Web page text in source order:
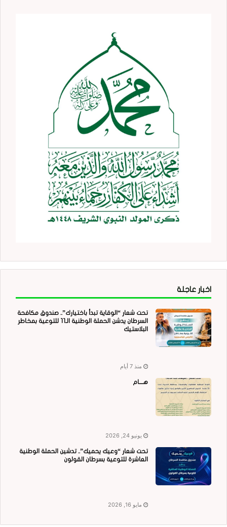
اخبار عاجلة
تحت شعار “الوقاية تبدأ باختيارك”.. صندوق مكافحة
السرطان يدشن الحملة الوطنية الـ11 للتوعية بمخاطر
البلاستيك
منذ 7 أيام
هــــام
يونيو 24, 2026
تحت شعار “وعيك يحميك”.. تدشين الحملة الوطنية
العاشرة للتوعية بسرطان القولون
مايو 16, 2026